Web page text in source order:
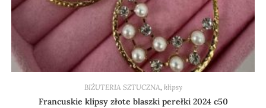
BIŻUTERIA SZTUCZNA, klipsy
Francuskie klipsy złote blaszki perełki 2024 c50